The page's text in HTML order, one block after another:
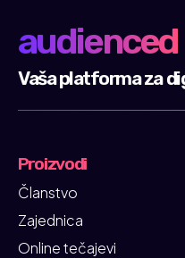
audienced
Vaša platforma za
Proizvodi
Članstvo
Zajednica
Online tečajevi